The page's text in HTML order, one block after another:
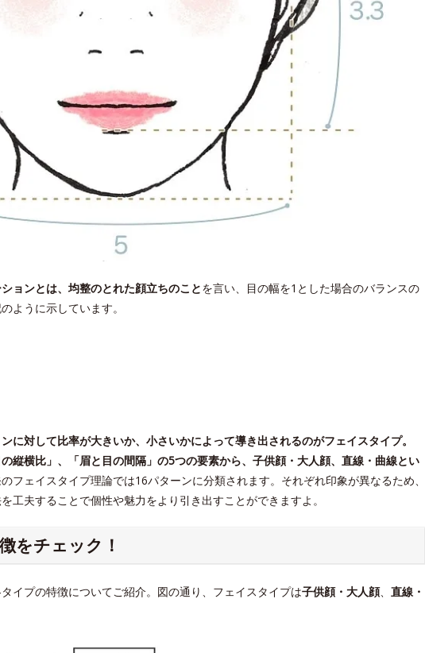
ョンとは、均整のとれた顔立ちのことを言い、目の幅を1とした場合のバランスの
ように示しています。
に対して比率が大きいか、小さいかによって導き出されるのがフェイスタイプ。
縦横比」、「眉と目の間隔」の5つの要素から、子供顔・大人顔、直線・曲線とい
フェイスタイプ理論では16パターンに分類されます。それぞれ印象が異なるため、
工夫することで個性や魅力をより引き出すことができますよ。
をチェック！
イプの特徴についてご紹介。図の通り、フェイスタイプは子供顔・大人顔、 直線・